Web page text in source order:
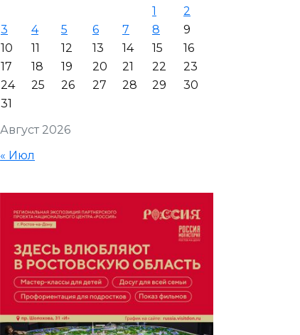
Август 2026
1
2
3
4 5 6 7 8
9
10
11 12 13 14 15
16
17
18 19 20 21 22
23
24
25 26 27 28 29
30
31
« Июл